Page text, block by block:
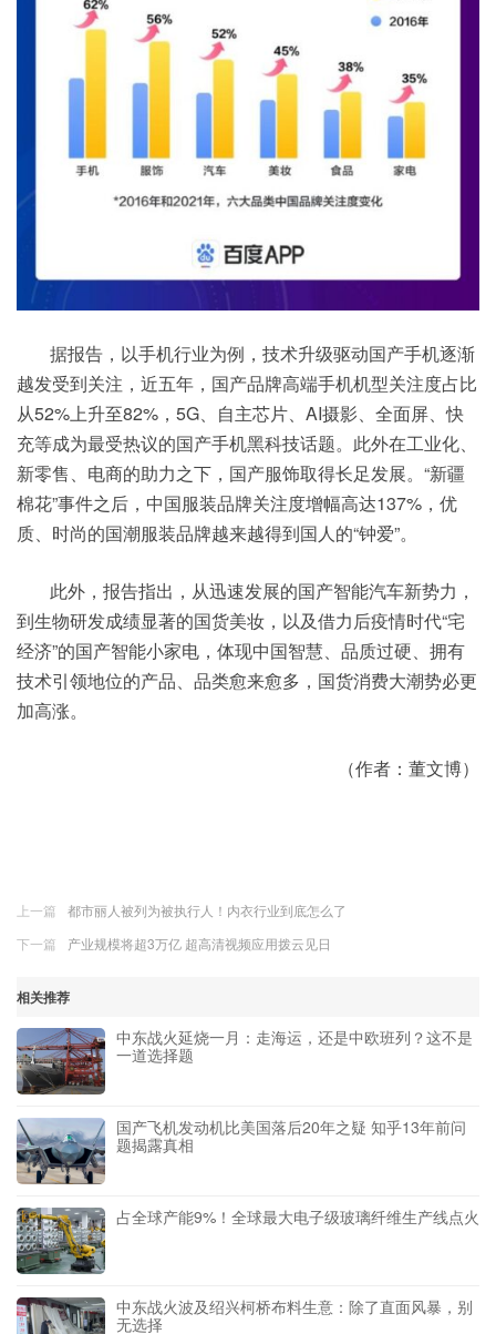
据报告，以手机行业为例，技术升级驱动国产手机逐渐
越发受到关注，近五年，国产品牌高端手机机型关注度占比
从52%上升至82%，5G、自主芯片、AI摄影、全面屏、快
充等成为最受热议的国产手机黑科技话题。此外在工业化、
新零售、电商的助力之下，国产服饰取得长足发展。“新疆
棉花”事件之后，中国服装品牌关注度增幅高达137%，优
质、时尚的国潮服装品牌越来越得到国人的“钟爱”。
此外，报告指出，从迅速发展的国产智能汽车新势力，
到生物研发成绩显著的国货美妆，以及借力后疫情时代“宅
经济”的国产智能小家电，体现中国智慧、品质过硬、拥有
技术引领地位的产品、品类愈来愈多，国货消费大潮势必更
加高涨。
（作者：董文博）
上一篇
都市丽人被列为被执行人！内衣行业到底怎么了
下一篇
产业规模将超3万亿 超高清视频应用拨云见日
相关推荐
中东战火延烧一月：走海运，还是中欧班列？这不是
一道选择题
国产飞机发动机比美国落后20年之疑 知乎13年前问
题揭露真相
占全球产能9%！全球最大电子级玻璃纤维生产线点火
中东战火波及绍兴柯桥布料生意：除了直面风暴，别
无选择